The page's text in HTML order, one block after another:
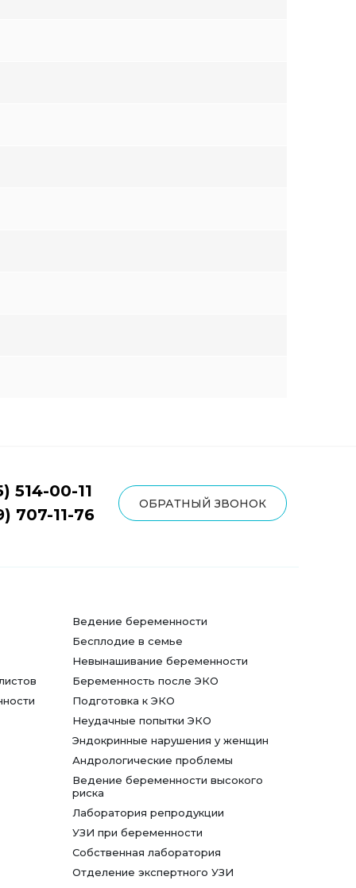
514-00-11
707-11-76
ОБРАТНЫЙ ЗВОНОК
Ведение беременности
Бесплодие в семье
Невынашивание беременности
Беременность после ЭКО
Подготовка к ЭКО
Неудачные попытки ЭКО
Эндокринные нарушения у женщин
Андрологические проблемы
Ведение беременности высокого
риска
Лаборатория репродукции
УЗИ при беременности
Собственная лаборатория
Отделение экспертного УЗИ